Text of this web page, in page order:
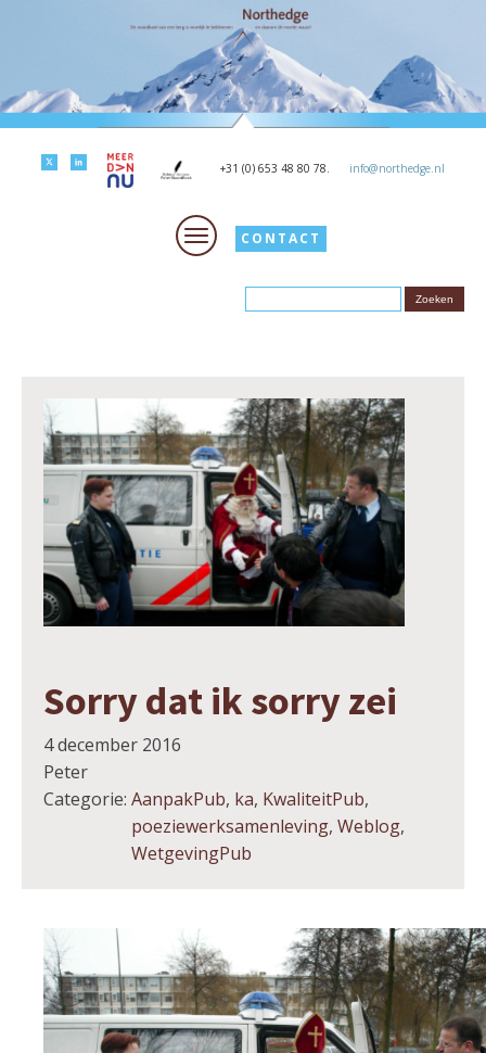
+31 (0) 653 48 80 78. info@northedge.nl
CONTACT
Sorry dat ik sorry zei
4 december 2016
Peter
Categorie: AanpakPub, ka, KwaliteitPub,
poeziewerksamenleving, Weblog,
WetgevingPub